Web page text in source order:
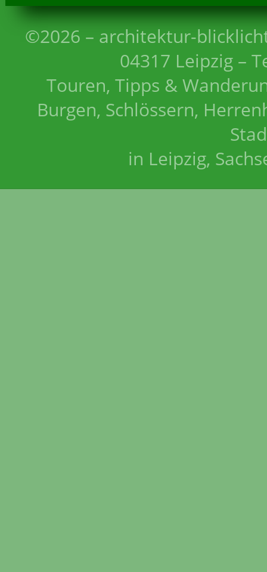
©2026 – architektur-
04317 Leipzig –
Touren, Tipps &
Burgen, Schlössern,
in Leipzig,